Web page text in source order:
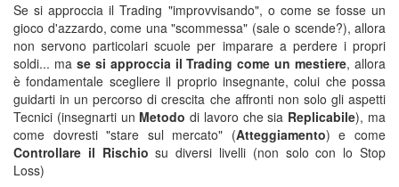
Se si approccia il Trading "improvvisando", o come se fosse un
gioco d'azzardo, come una "scommessa" (sale o scende?), allora
non servono particolari scuole per imparare a perdere i propri
soldi... ma se si approccia il Trading come un mestiere, allora
è fondamentale scegliere il proprio insegnante, colui che possa
guidarti in un percorso di crescita che affronti non solo gli aspetti
Tecnici (insegnarti un Metododi lavoro che sia Replicabile), ma
come dovresti "stare sul mercato" (Atteggiamento) e come
Controllare il Rischiosu diversi livelli (non solo con lo Stop
Loss)